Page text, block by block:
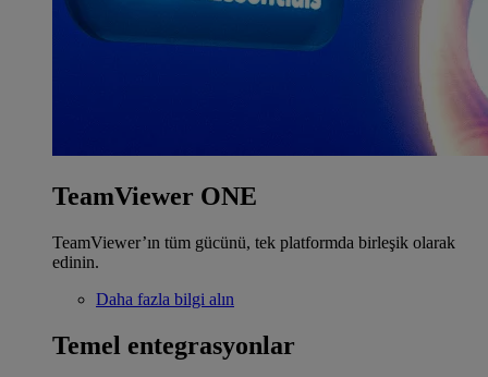
TeamViewer ONE
TeamViewer’ın tüm gücünü, tek platformda birleşik olarak
edinin.
Daha fazla bilgi alın
Temel entegrasyonlar